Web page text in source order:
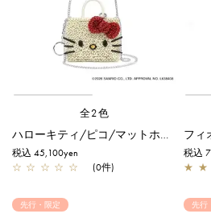
全2色
税込 45,100yen
☆ ☆ ☆ ☆ ☆ (0件)
税込
★ ★
先行・限定 先行